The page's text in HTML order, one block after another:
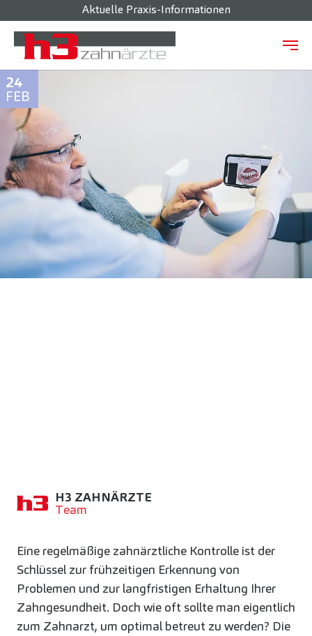
Zum Hauptinhalt springen
Aktuelle Praxis-Informationen
24
FEB
H3 ZAHNÄRZTE
Team
Eine regelmäßige zahnärztliche Kontrolle ist der
Schlüssel zur frühzeitigen Erkennung von
Problemen und zur langfristigen Erhaltung Ihrer
Zahngesundheit. Doch wie oft sollte man eigentlich
zum Zahnarzt, um optimal betreut zu werden? Die